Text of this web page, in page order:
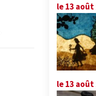
le 13 août
le 13 août